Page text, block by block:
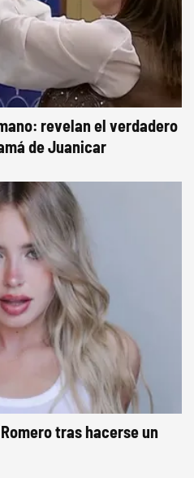
revelan el verdadero
de Juanicar
tras hacerse un